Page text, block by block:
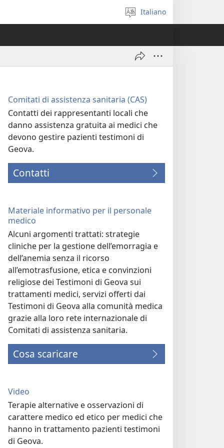
Seleziona
la
Italiano
Comitati di assistenza sanitaria (CAS)
Contatti dei rappresentanti locali che
danno assistenza gratuita ai medici che
devono gestire pazienti testimoni di
Geova.
Contatti
Materiale informativo per il personale
medico
Alcuni argomenti trattati: strategie
cliniche per la gestione dell’emorragia e
dell’anemia senza il ricorso
all’emotrasfusione, etica e convinzioni
religiose dei Testimoni di Geova sui
trattamenti medici, servizi offerti dai
Testimoni di Geova alla comunità medica
grazie alla loro rete internazionale di
Comitati di assistenza sanitaria.
Cosa scaricare
Video
Terapie alternative e osservazioni di
carattere medico ed etico per medici che
hanno in trattamento pazienti testimoni
di Geova.